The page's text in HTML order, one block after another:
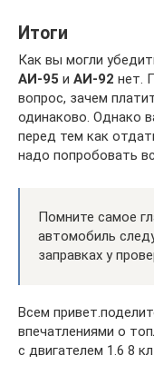
Итоги
Как вы могли
АИ-95 и АИ-92 нет.
вопрос, зачем
одинаково. Однако
перед тем как
надо попробовать
Помните самое
автомобиль
заправках у
Всем
впечатлениями о
с двигателем 1.6 8